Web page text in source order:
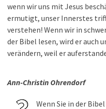
wenn wir uns mit Jesus
ermutigt, unser Innerstes
verstehen! Wenn wir in
der Bibel lesen, wird er auch
verändern, weil er
Ann-Christin Ohrendorf
Wenn Sie in der